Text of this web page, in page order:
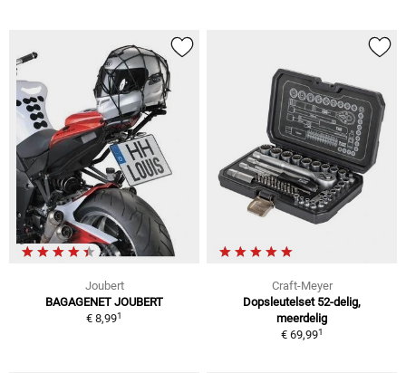
Joubert
BAGAGENET JOUBERT
€ 8,991
Craft-Meyer
Dopsleutelset 52-delig,
meerdelig
€ 69,991